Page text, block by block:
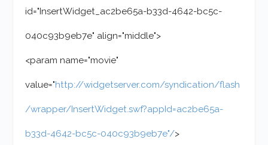
id="InsertWidget_ac2be65a-b33d-4642-bc5c-
040c93b9eb7e" align="middle">
<param name="movie"
value="http://widgetserver.com/syndication/flash
/wrapper/InsertWidget.swf?appId=ac2be65a-
b33d-4642-bc5c-040c93b9eb7e"/>